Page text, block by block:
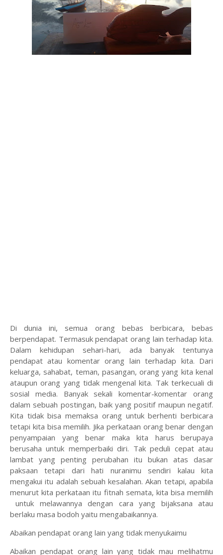
Di dunia ini, semua orang bebas berbicara, bebas
berpendapat. Termasuk pendapat orang lain terhadap kita.
Dalam kehidupan sehari-hari, ada banyak tentunya
pendapat atau komentar orang lain terhadap kita. Dari
keluarga, sahabat, teman, pasangan, orang yang kita kenal
ataupun orang yang tidak mengenal kita. Tak terkecuali di
sosial media. Banyak sekali komentar-komentar orang
dalam sebuah postingan, baik yang positif maupun negatif.
Kita tidak bisa memaksa orang untuk berhenti berbicara
tetapi kita bisa memilih. Jika perkataan orang benar dengan
penyampaian yang benar maka kita harus berupaya
berusaha untuk memperbaiki diri. Tak peduli cepat atau
lambat yang penting perubahan itu bukan atas dasar
paksaan tetapi dari hati nuranimu sendiri kalau kita
mengakui itu adalah sebuah kesalahan. Akan tetapi, apabila
menurut kita perkataan itu fitnah semata, kita bisa memilih
untuk melawannya dengan cara yang bijaksana atau
berlaku masa bodoh yaitu mengabaikannya.
Abaikan pendapat orang lain yang tidak menyukaimu
Abaikan pendapat orang lain yang tidak mau melihatmu